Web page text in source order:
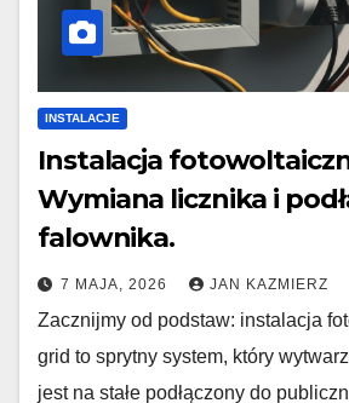
INSTALACJE
Instalacja
Wymiana licznika i
falownika.
7 MAJA, 2026 JAN KAZMIERZ
Zacznijmy od podstaw: instalacja
grid to sprytny system, który
jest na stałe podłączony do